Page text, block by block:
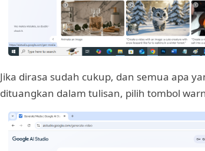
Jika dirasa sudah cukup, dan semua apa
dituangkan dalam tulisan, pilih tombol